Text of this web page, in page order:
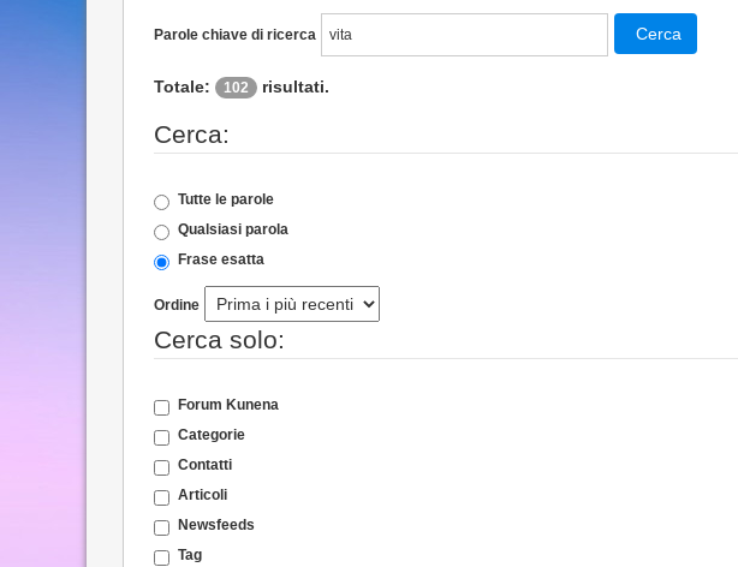
Parole chiave di ricerca Cerca
Totale: 102 risultati.
Cerca:
Tutte le parole
Qualsiasi parola
Frase esatta
Ordine
Cerca solo:
Forum Kunena
Categorie
Contatti
Articoli
Newsfeeds
Tag